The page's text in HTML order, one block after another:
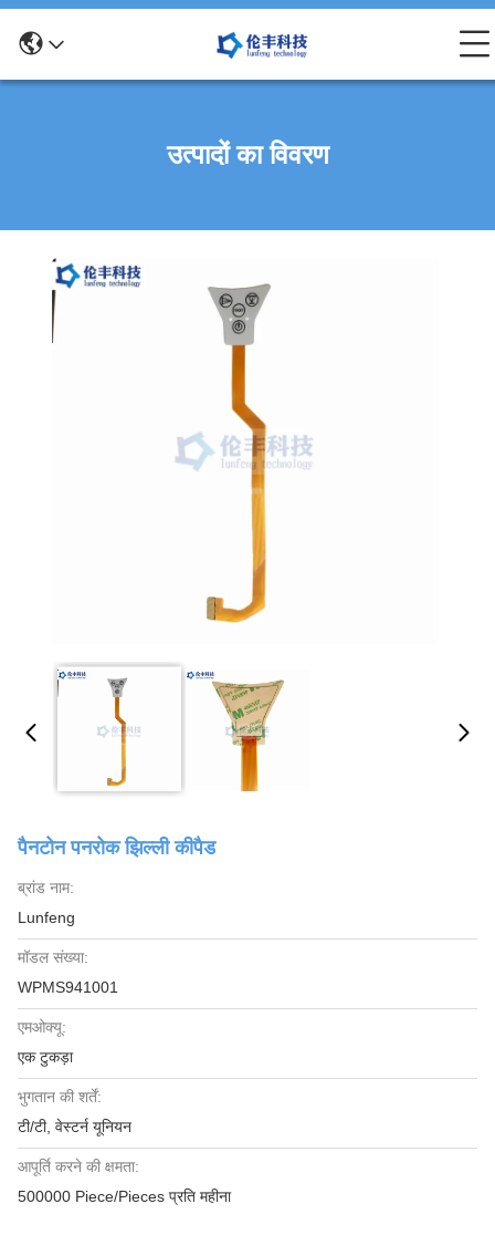
उत्पादों का विवरण
पैनटोन पनरोक झिल्ली कीपैड
ब्रांड नाम:
Lunfeng
मॉडल संख्या:
WPMS941001
एमओक्यू:
एक टुकड़ा
भुगतान की शर्तें:
टी/टी, वेस्टर्न यूनियन
आपूर्ति करने की क्षमता:
500000 Piece/Pieces प्रति महीना